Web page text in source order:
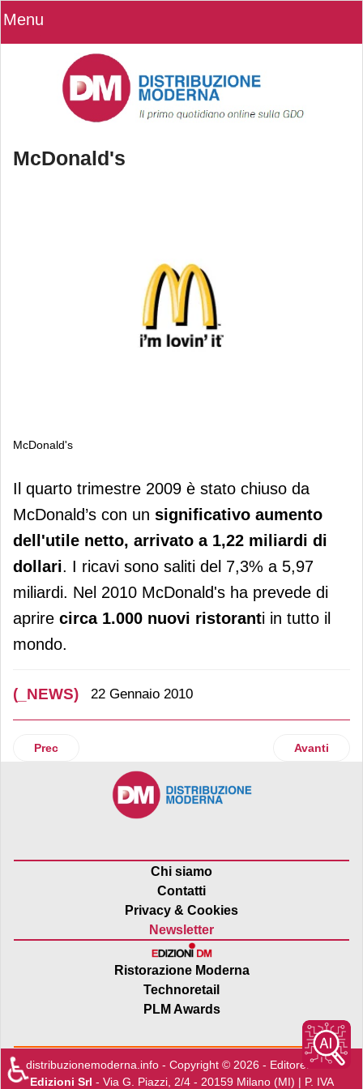
Menu
McDonald's
McDonald's
McDonald's
Il quarto trimestre 2009 è stato chiuso da
McDonald’s con un significativo aumento
dell'utile netto, arrivato a 1,22 miliardi di
dollari. I ricavi sono saliti del 7,3% a 5,97
miliardi. Nel 2010 McDonald's ha prevede di
aprire circa 1.000 nuovi ristoranti in tutto il
mondo.
(_NEWS) 22 Gennaio 2010
Articolo precedente: Ricola
Prec Articolo
Avanti
Chi siamo
Contatti
Privacy & Cookies
Newsletter
Ristorazione Moderna
Technoretail
PLM Awards
distribuzionemoderna.info - Copyright © 2026 - Editore:Edra
Edizioni Srl - Via G. Piazzi, 2/4 - 20159 Milano (MI) | P. IVA